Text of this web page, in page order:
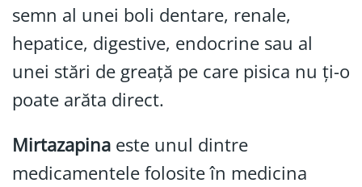
semn al unei boli dentare, renale,
hepatice, digestive, endocrine sau al
unei stări de greață pe care pisica nu ți-o
poate arăta direct.
Mirtazapina este unul dintre
medicamentele folosite în medicina